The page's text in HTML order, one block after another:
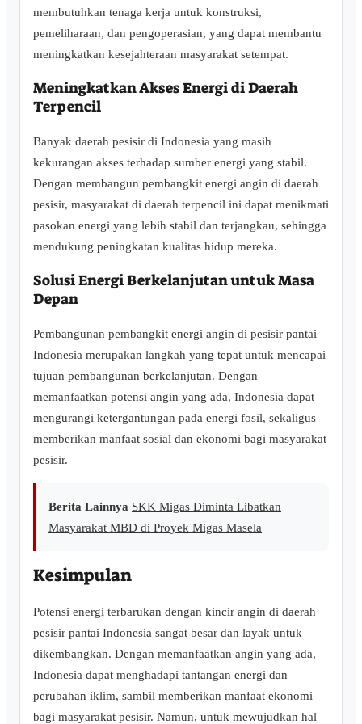
membutuhkan tenaga kerja untuk konstruksi,
pemeliharaan, dan pengoperasian, yang dapat membantu
meningkatkan kesejahteraan masyarakat setempat.
Meningkatkan Akses Energi di Daerah
Terpencil
Banyak daerah pesisir di Indonesia yang masih
kekurangan akses terhadap sumber energi yang stabil.
Dengan membangun pembangkit energi angin di daerah
pesisir, masyarakat di daerah terpencil ini dapat menikmati
pasokan energi yang lebih stabil dan terjangkau, sehingga
mendukung peningkatan kualitas hidup mereka.
Solusi Energi Berkelanjutan untuk Masa
Depan
Pembangunan pembangkit energi angin di pesisir pantai
Indonesia merupakan langkah yang tepat untuk mencapai
tujuan pembangunan berkelanjutan. Dengan
memanfaatkan potensi angin yang ada, Indonesia dapat
mengurangi ketergantungan pada energi fosil, sekaligus
memberikan manfaat sosial dan ekonomi bagi masyarakat
pesisir.
Berita Lainnya SKK Migas Diminta Libatkan
Masyarakat MBD di Proyek Migas Masela
Kesimpulan
Potensi energi terbarukan dengan kincir angin di daerah
pesisir pantai Indonesia sangat besar dan layak untuk
dikembangkan. Dengan memanfaatkan angin yang ada,
Indonesia dapat menghadapi tantangan energi dan
perubahan iklim, sambil memberikan manfaat ekonomi
bagi masyarakat pesisir. Namun, untuk mewujudkan hal